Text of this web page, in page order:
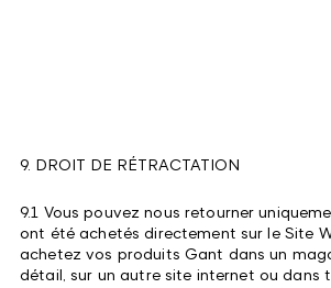
9. DROIT DE RÉTRACTATION
9.1 Vous pouvez nous retourner
ont été achetés directement sur le Site
achetez vos produits Gant dans un
détail, sur un autre site internet ou dans